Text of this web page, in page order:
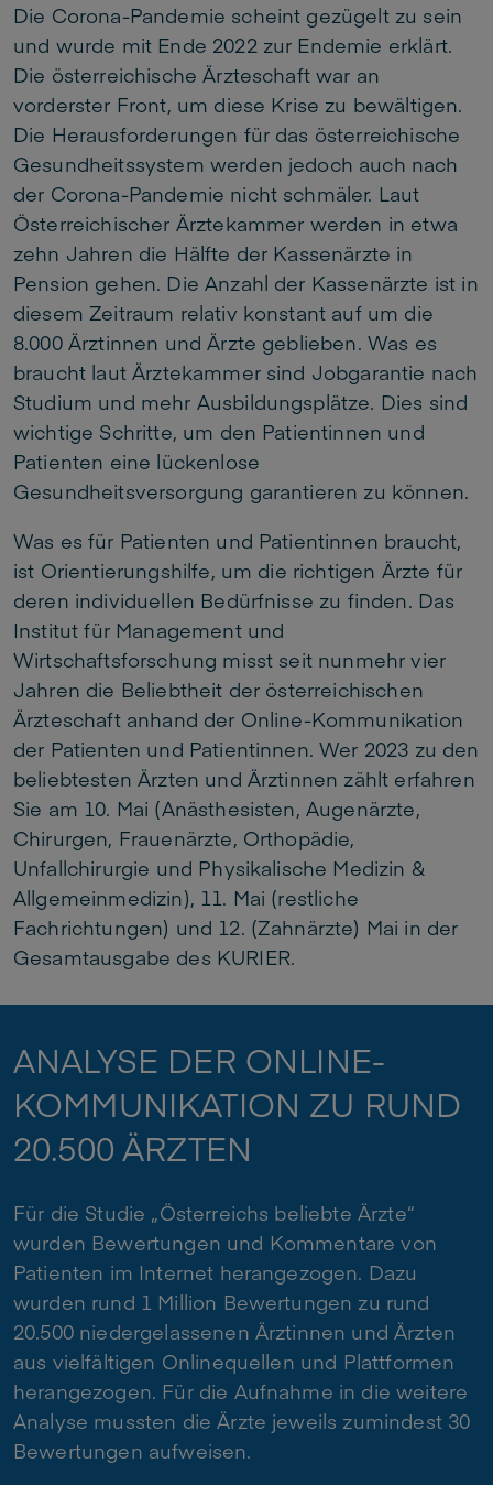
Die Corona-Pandemie scheint gezügelt zu sein
und wurde mit Ende 2022 zur Endemie erklärt.
Die österreichische Ärzteschaft war an
vorderster Front, um diese Krise zu bewältigen.
Die Herausforderungen für das österreichische
Gesundheitssystem werden jedoch auch nach
der Corona-Pandemie nicht schmäler. Laut
Österreichischer Ärztekammer werden in etwa
zehn Jahren die Hälfte der Kassenärzte in
Pension gehen. Die Anzahl der Kassenärzte ist in
diesem Zeitraum relativ konstant auf um die
8.000 Ärztinnen und Ärzte geblieben. Was es
braucht laut Ärztekammer sind Jobgarantie nach
Studium und mehr Ausbildungsplätze. Dies sind
wichtige Schritte, um den Patientinnen und
Patienten eine lückenlose
Gesundheitsversorgung garantieren zu können.
Was es für Patienten und Patientinnen braucht,
ist Orientierungshilfe, um die richtigen Ärzte für
deren individuellen Bedürfnisse zu finden. Das
Institut für Management und
Wirtschaftsforschung misst seit nunmehr vier
Jahren die Beliebtheit der österreichischen
Ärzteschaft anhand der Online-Kommunikation
der Patienten und Patientinnen. Wer 2023 zu den
beliebtesten Ärzten und Ärztinnen zählt erfahren
Sie am 10. Mai (Anästhesisten, Augenärzte,
Chirurgen, Frauenärzte, Orthopädie,
Unfallchirurgie und Physikalische Medizin &
Allgemeinmedizin), 11. Mai (restliche
Fachrichtungen) und 12. (Zahnärzte) Mai in der
Gesamtausgabe des KURIER.
ANALYSE DER ONLINE-
KOMMUNIKATION ZU RUND
20.500 ÄRZTEN
Für die Studie „Österreichs beliebte Ärzte“
wurden Bewertungen und Kommentare von
Patienten im Internet herangezogen. Dazu
wurden rund 1 Million Bewertungen zu rund
20.500 niedergelassenen Ärztinnen und Ärzten
aus vielfältigen Onlinequellen und Plattformen
herangezogen. Für die Aufnahme in die weitere
Analyse mussten die Ärzte jeweils zumindest 30
Bewertungen aufweisen.